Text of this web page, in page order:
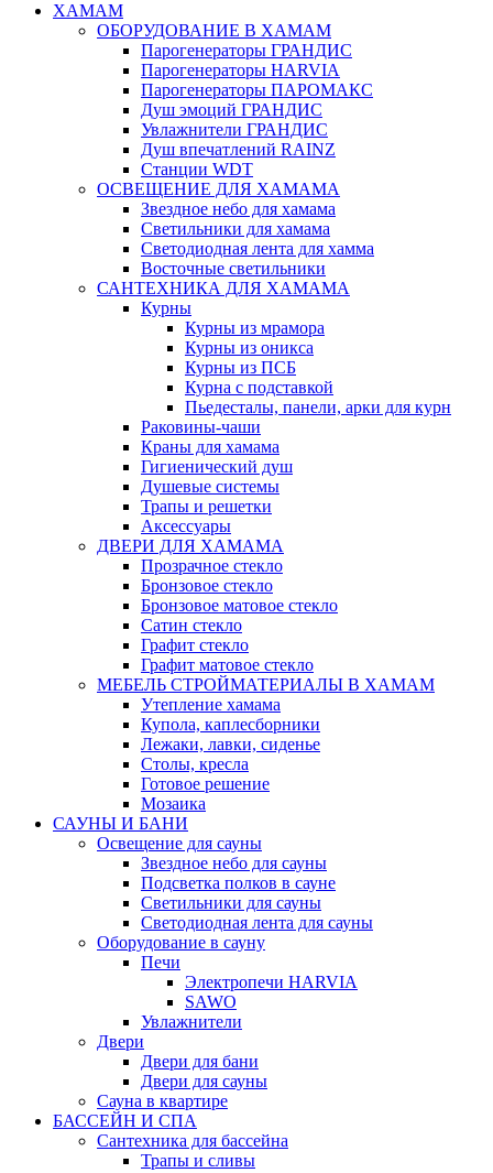
ХАМАМ
ОБОРУДОВАНИЕ В ХАМАМ
Парогенераторы ГРАНДИС
Парогенераторы HARVIA
Парогенераторы ПАРОМАКС
Душ эмоций ГРАНДИС
Увлажнители ГРАНДИС
Душ впечатлений RAINZ
Станции WDT
ОСВЕЩЕНИЕ ДЛЯ ХАМАМА
Звездное небо для хамама
Светильники для хамама
Светодиодная лента для хамма
Восточные светильники
САНТЕХНИКА ДЛЯ ХАМАМА
Курны
Курны из мрамора
Курны из оникса
Курны из ПСБ
Курна с подставкой
Пьедесталы, панели, арки для курн
Раковины-чаши
Краны для хамама
Гигиенический душ
Душевые системы
Трапы и решетки
Аксессуары
ДВЕРИ ДЛЯ ХАМАМА
Прозрачное стекло
Бронзовое стекло
Бронзовое матовое стекло
Сатин стекло
Графит стекло
Графит матовое стекло
МЕБЕЛЬ СТРОЙМАТЕРИАЛЫ В ХАМАМ
Утепление хамама
Купола, каплесборники
Лежаки, лавки, сиденье
Столы, кресла
Готовое решение
Мозаика
САУНЫ И БАНИ
Освещение для сауны
Звездное небо для сауны
Подсветка полков в сауне
Светильники для сауны
Светодиодная лента для сауны
Оборудование в сауну
Печи
Электропечи HARVIA
SAWO
Увлажнители
Двери
Двери для бани
Двери для сауны
Сауна в квартире
БАССЕЙН И СПА
Сантехника для бассейна
Трапы и сливы